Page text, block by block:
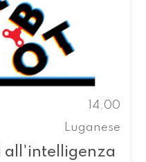
14.00
Luganese
all'intelligenza